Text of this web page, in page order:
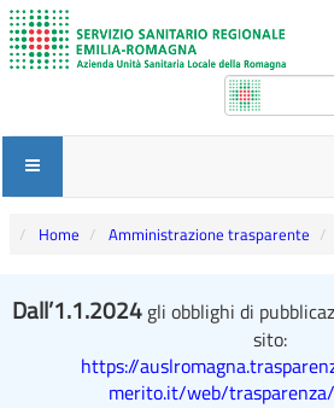
Home Amministrazione trasparente
Dall’1.1.2024gli obblighi di
sito:
https://
merito.it/web/